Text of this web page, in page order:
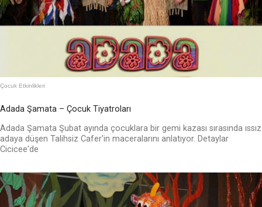
Çocuk Etkinlikleri
Adada Şamata – Çocuk Tiyatroları
Adada Şamata Şubat ayında çocuklara bir gemi kazası sırasında ıssız
adaya düşen Talihsiz Cafer'in maceralarını anlatıyor. Detaylar
Cicicee'de